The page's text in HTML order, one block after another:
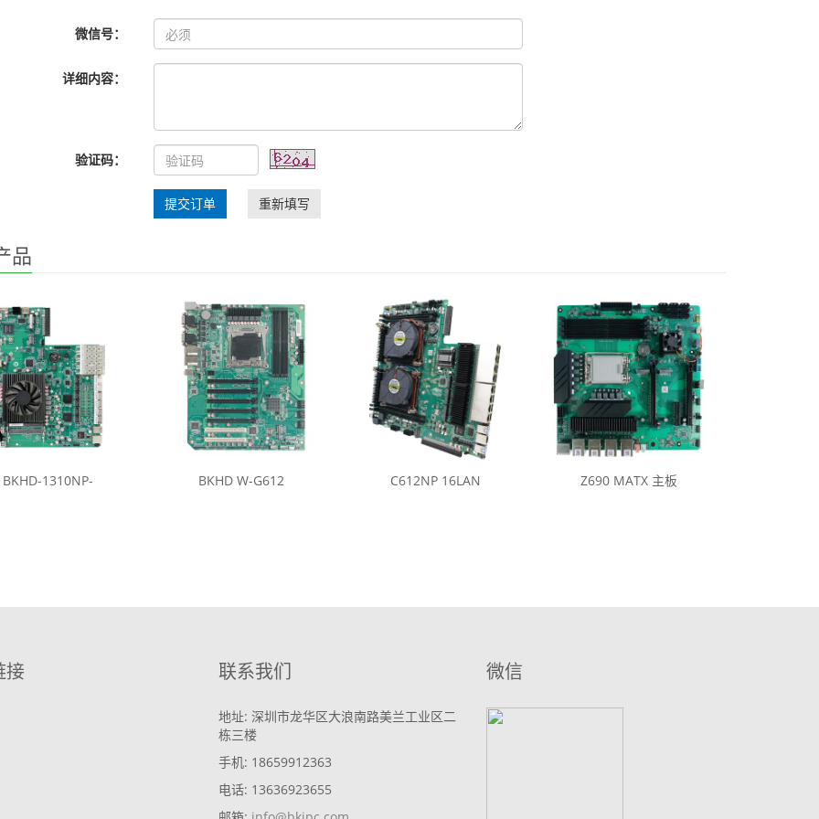
微信号：
详细内容：
验证码：
提交订单 重新填写
品
BKHD-1310NP- BKHD W-G612 C612NP 16LAN Z690 MATX 主板
接 联系我们
地址: 深圳市龙华区大浪南路美兰工业区二
栋三楼
手机: 18659912363
电话: 13636923655
微信